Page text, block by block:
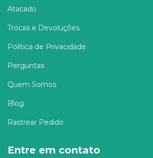
Atacado
Trocas e Devoluções
Política de Privacidade
Perguntas
Quem Somos
Blog
Rastrear Pedido
Entre em contato